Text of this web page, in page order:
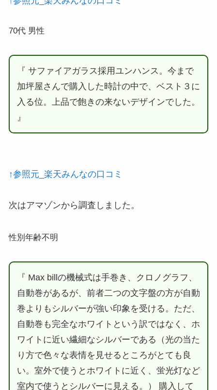
70代 男性
『 サファイアガラス採用ユンハンス。今まで
加坪屋さんで購入した時計の中で、ベスト３に
入る位。上品で飽きの来ないデザインでした。
』
↑参照元_楽天みんなの口コミ
次はアマゾンから調査しました。
性別年齢不明
『 Max billの機械式は手巻き、クロノグラフ、
自動巻があるが、前者二つの文字盤の方が自動
巻よりもシルバーが強い印象を受ける。ただ、
自動巻も完全なホワイトという訳ではなく、ホ
ワイトに近い繊細なシルバーである（光の当た
り方で色々な表情を見せるところがとても良
い。室外で使うとホワイトに近く、蛍光灯など
室内で使うとシルバーに見える。） 購入して